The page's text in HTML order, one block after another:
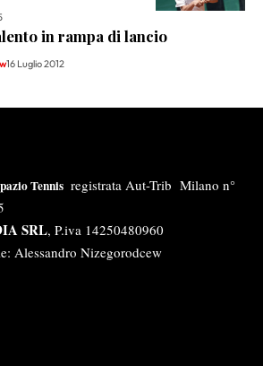
in rampa di lancio
16 Luglio 2012
Tennis registrata Aut-Trib Milano n°
SRL, P.iva 14250480960
Alessandro Nizegorodcew